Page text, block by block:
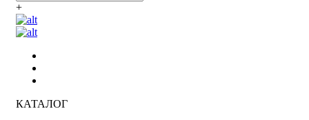
+
КАТАЛОГ